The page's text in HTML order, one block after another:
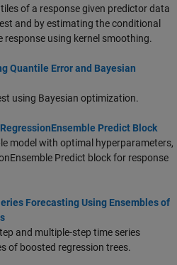
of a response given predictor data
and by estimating the conditional
using kernel smoothing.
Quantile Error and Bayesian
using Bayesian optimization.
Predict Block
model with optimal hyperparameters,
Predict block for response
Forecasting Using Ensembles of
and multiple-step time series
of boosted regression trees.